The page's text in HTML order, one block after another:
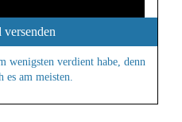
wenigsten verdient habe, denn
es am meisten.